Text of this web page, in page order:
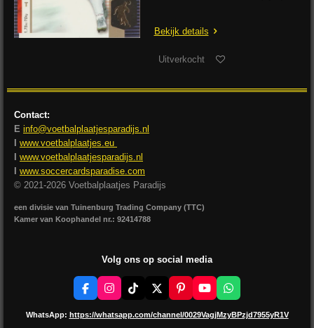
Bekijk details
Uitverkocht
Contact:
E info@voetbalplaatjesparadijs.nl
www.voetbalplaatjes.eu
www.voetbalplaatjesparadijs.nl
www.soccercardsparadise.com
© 2021-2026 Voetbalplaatjes Paradijs
een divisie van Tuinenburg Trading Company (TTC)
Kamer van Koophandel nr.: 92414788
Volg ons op social media
F
a
c
I
n
s
T
k
X
P
i
n
Y
o
u
W
h
a
WhatsApp: https://whatsapp.com/channel/0029VagjMzyBPzjd7955yR1V